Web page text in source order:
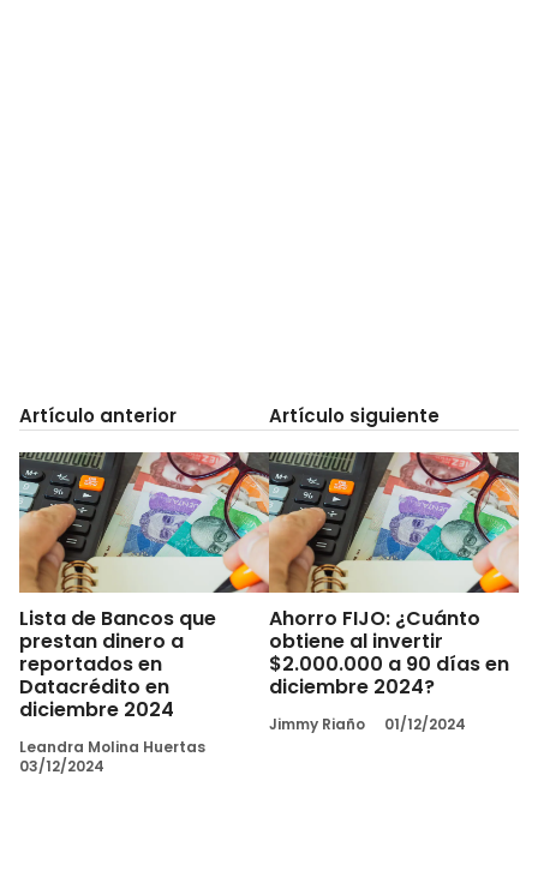
Artículo anterior
Lista de Bancos que
prestan dinero a
reportados en
Datacrédito en
diciembre 2024
Leandra Molina Huertas
03/12/2024
Artículo siguiente
Ahorro FIJO: ¿Cuánto
obtiene al invertir
$2.000.000 a 90 días en
diciembre 2024?
Jimmy Riaño 01/12/2024